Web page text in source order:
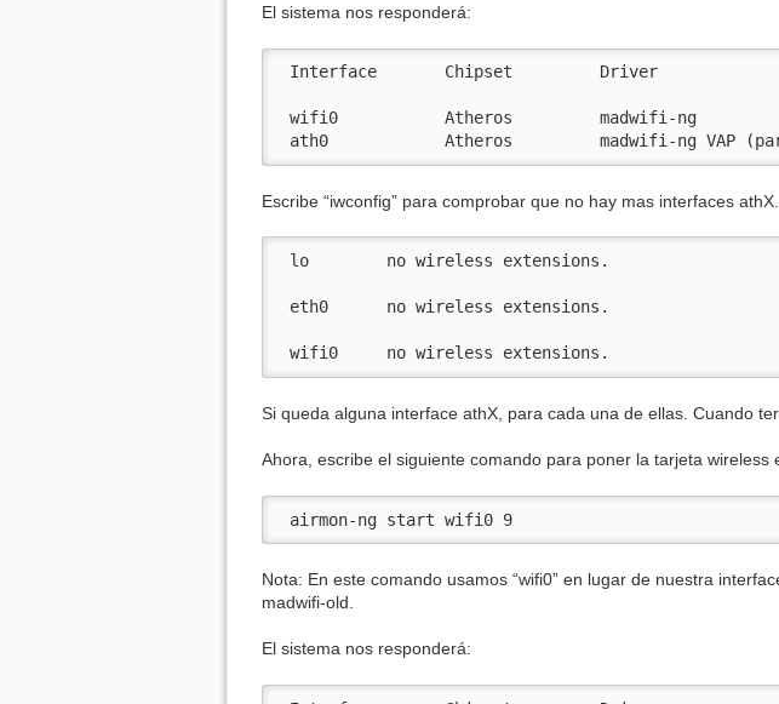
El sistema nos responderá:
Interface       Chipset         Driver
wifi0           Atheros         madwifi-ng
ath0            Atheros         madwifi-ng VAP
Escribe “iwconfig” para comprobar que no hay mas interfaces
lo        no wireless extensions.
eth0      no wireless extensions.
wifi0     no wireless extensions.
Si queda alguna interface athX, para cada una de ellas. Cuando
Ahora, escribe el siguiente comando para poner la tarjeta wireless
airmon-ng start wifi0 9
Nota: En este comando usamos “wifi0” en lugar de nuestra
madwifi-old.
El sistema nos responderá: